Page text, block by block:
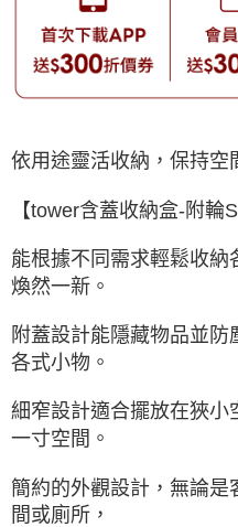
依用途靈活收納，保持空
【tower含蓋收納盒-附輪S
能根據不同需求輕鬆收納
煥然一新。
附蓋設計能隱藏物品並
各式小物。
細窄設計適合擺放在狹小
一寸空間。
簡約的外觀設計，無論是
間或廁所，